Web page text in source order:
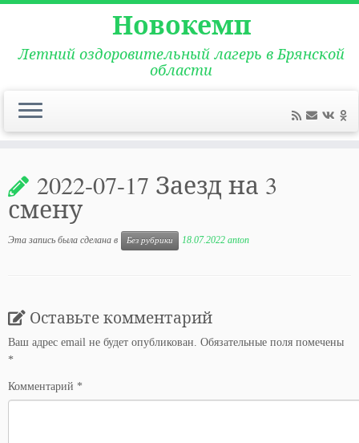
содержимому
Новокемп
Летний оздоровительный лагерь в Брянской
области
2022-07-17 Заезд на 3
смену
Эта запись была сделана в Без рубрики 18.07.2022 anton
Оставьте комментарий
Ваш адрес email не будет опубликован. Обязательные поля помечены
*
Комментарий *